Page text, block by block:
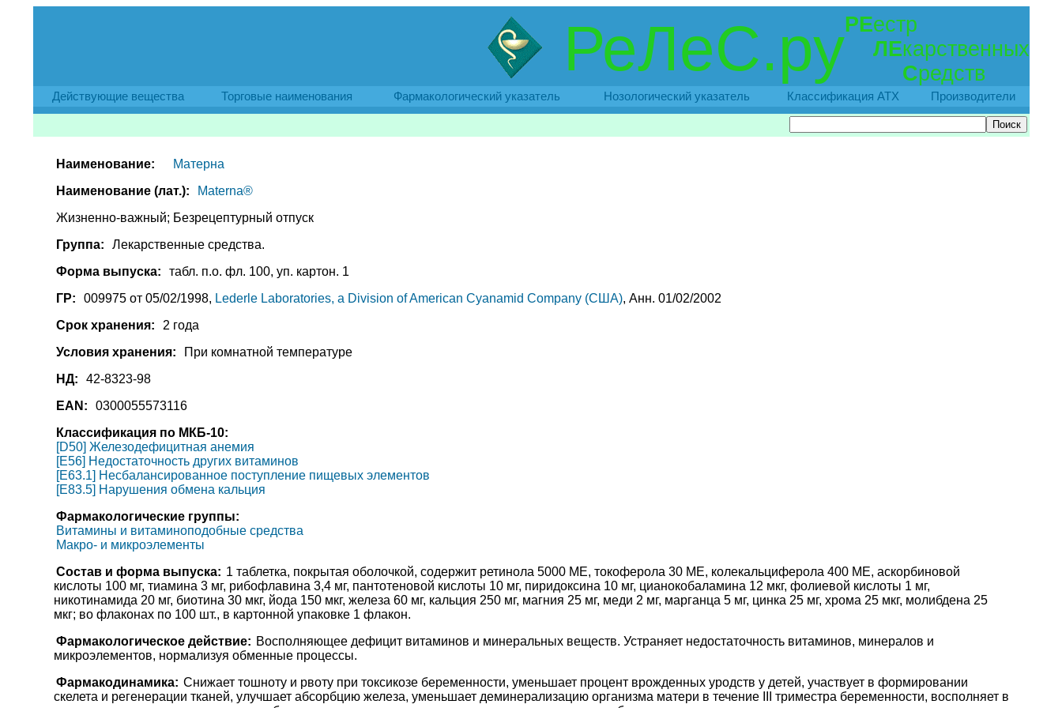
РеЛеС.руРЕестр
ЛЕкарственных
Средств
Действующие вещества Торговые наименования Фармакологический указатель Нозологический указатель Классификация АТХ Производители
Наименование:
Матерна
Наименование (лат.):
Materna®
Жизненно-важный; Безрецептурный отпуск
Группа:
Лекарственные средства.
Форма выпуска:
табл. п.о. фл. 100, уп. картон. 1
ГР:
009975 от 05/02/1998, Lederle Laboratories, a Division of American Cyanamid Company (США), Анн. 01/02/2002
Срок хранения:
2 года
Условия хранения:
При комнатной температуре
НД:
42-8323-98
EAN:
0300055573116
Классификация по МКБ-10:
[D50] Железодефицитная анемия
[E56] Недостаточность других витаминов
[E63.1] Несбалансированное поступление пищевых элементов
[E83.5] Нарушения обмена кальция
Фармакологические группы:
Витамины и витаминоподобные средства
Макро- и микроэлементы
Состав и форма выпуска: 1 таблетка, покрытая оболочкой, содержит ретинола 5000 МЕ, токоферола 30 МЕ, колекальциферола 400 МЕ, аскорбиновой
кислоты 100 мг, тиамина 3 мг, рибофлавина 3,4 мг, пантотеновой кислоты 10 мг, пиридоксина 10 мг, цианокобаламина 12 мкг, фолиевой кислоты 1 мг,
никотинамида 20 мг, биотина 30 мкг, йода 150 мкг, железа 60 мг, кальция 250 мг, магния 25 мг, меди 2 мг, марганца 5 мг, цинка 25 мг, хрома 25 мкг, молибдена 25
мкг; во флаконах по 100 шт., в картонной упаковке 1 флакон.
Фармакологическое действие: Восполняющее дефицит витаминов и минеральных веществ. Устраняет недостаточность витаминов, минералов и
микроэлементов, нормализуя обменные процессы.
Фармакодинамика: Снижает тошноту и рвоту при токсикозе беременности, уменьшает процент врожденных уродств у детей, участвует в формировании
скелета и регенерации тканей, улучшает абсорбцию железа, уменьшает деминерализацию организма матери в течение III триместра беременности, восполняет в